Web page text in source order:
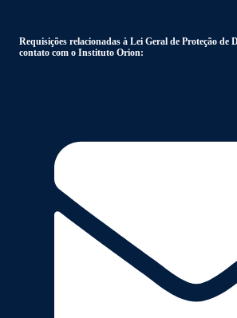
Requisições relacionadas à Lei Geral de Proteção de
contato com o Instituto Orion: